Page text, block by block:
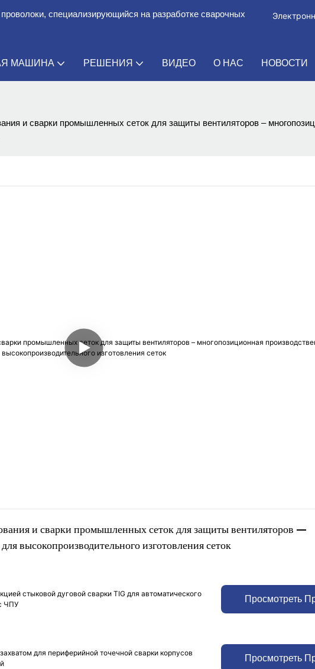
специализирующийся на разработке сварочных
МАШИНА РЕШЕНИЯ ВИДЕО О НАС НОВОСТИ
и сварки промышленных сеток для защиты вентиляторов –
и сварки промышленных сеток для защиты вентиляторов –
высокопроизводительного изготовления сеток
стыковой дуговой сварки TIG для автоматического
ЧПУ
Просмотреть
для периферийной точечной сварки корпусов
Просмотреть